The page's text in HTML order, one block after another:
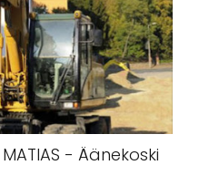
MATIAS - Äänekoski